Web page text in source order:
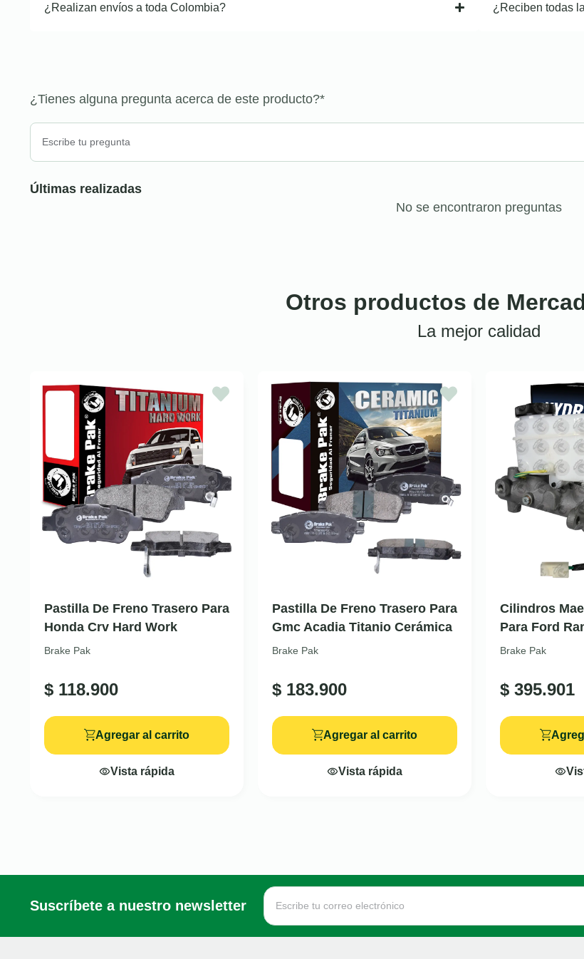
¿Realizan envíos a toda Colombia? ¿Reciben todas
¿Tienes alguna pregunta acerca de este producto?*
Últimas realizadas
No se encontraron preguntas
Otros productos de
La mejor calidad
Pastilla De Freno Trasero Para
Honda Crv Hard Work
Brake Pak
$ 118.900
Agregar al carrito
Vista rápida
Pastilla De Freno Trasero Para
Gmc Acadia Titanio Cerámica
Brake Pak
$ 183.900
Agregar al carrito
Vista rápida
Cilindros
Para Ford
Brake Pak
$ 395.901
Suscríbete a nuestro newsletter